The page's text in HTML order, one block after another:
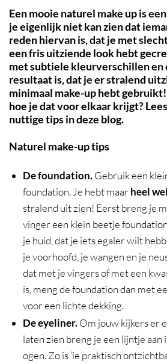
Een mooie naturel make up is
je eigenlijk niet kan zien dat
reden hiervan is, dat je met
een fris uitziende look hebt gecre
met subtiele kleurverschillen en
resultaat is, dat je er stralend
minimaal make-up hebt
hoe je dat voor elkaar krijgt?
nuttige tips in deze blog.
Naturel make-up tips
De foundation.Gebruik een
foundation. Je hebt maarheel
stralend uit zien! Eerst breng je
vinger een klein beetje
je huid, dat je iets egaler wilt
je voorhoofd, je wangen en je
dat met je vingers of met een
is, meng de foundation dan met
voor een lichte dekking.
De eyeliner.Om jouw kijkers er
laten zien breng je een lijntje aan
ogen. Zo is ‘ie praktisch